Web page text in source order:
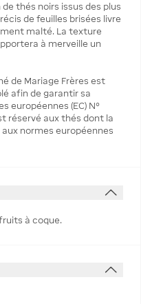
thés noirs issus des plus
de feuilles brisées livre
malté. La texture
à merveille un
de Mariage Frères est
afin de garantir sa
européennes (EC) N°
réservé aux thés dont la
normes européennes
à coque.